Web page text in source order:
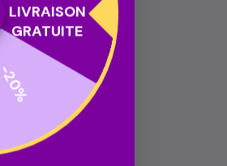
LIVRAISON
GRATUITE
-20%